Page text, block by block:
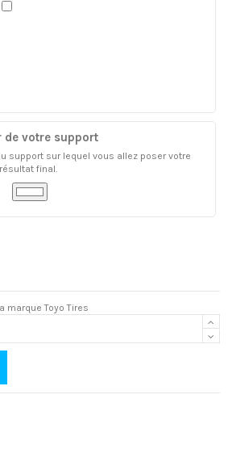
de votre support
support sur lequel vous allez poser votre
final.
marque Toyo Tires